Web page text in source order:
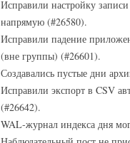
Исправили настройку
напрямую (#26580).
Исправили падение
(вне группы) (#26601).
Создавались пустые дни
Исправили экспорт в CSV
(#26642).
WAL‑журнал индекса дня